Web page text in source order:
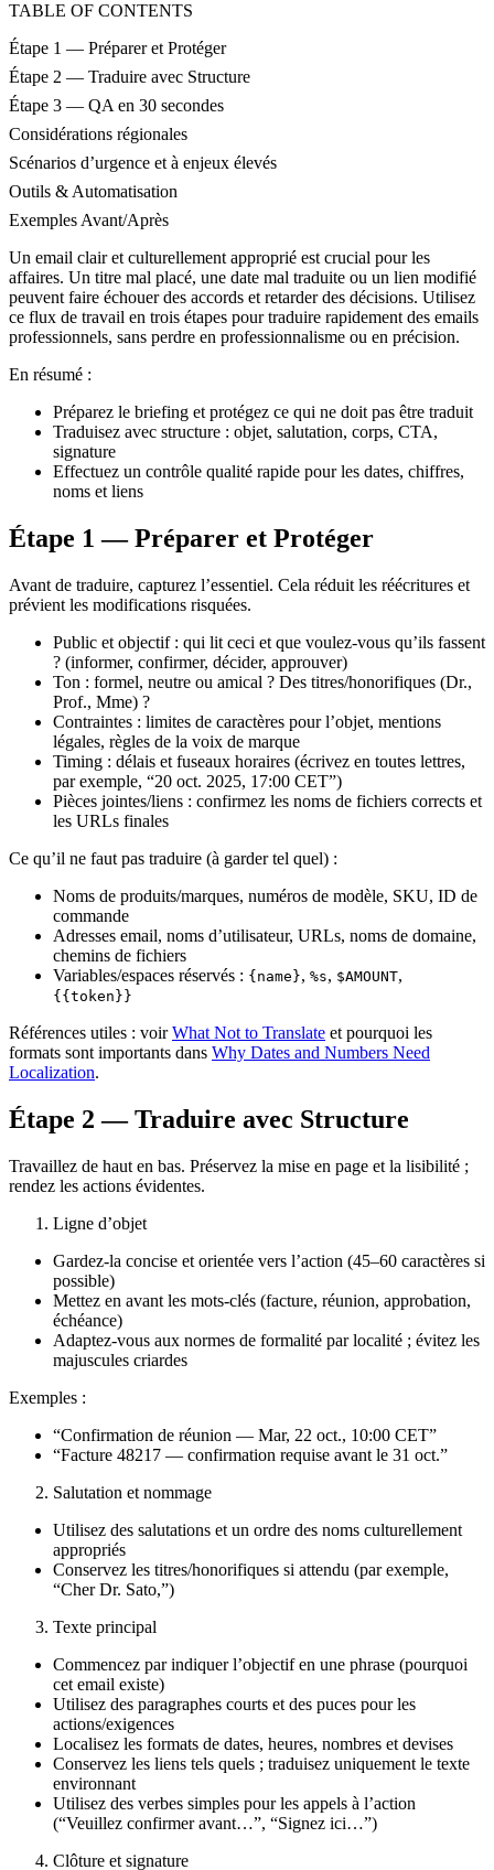
TABLE OF CONTENTS
Étape 1 — Préparer et Protéger
Étape 2 — Traduire avec Structure
Étape 3 — QA en 30 secondes
Considérations régionales
Scénarios d’urgence et à enjeux élevés
Outils & Automatisation
Exemples Avant/Après
Un email clair et culturellement approprié est crucial pour les
affaires. Un titre mal placé, une date mal traduite ou un lien modifié
peuvent faire échouer des accords et retarder des décisions. Utilisez
ce flux de travail en trois étapes pour traduire rapidement des emails
professionnels, sans perdre en professionnalisme ou en précision.
En résumé :
Préparez le briefing et protégez ce qui ne doit pas être traduit
Traduisez avec structure : objet, salutation, corps, CTA,
signature
Effectuez un contrôle qualité rapide pour les dates, chiffres,
noms et liens
Étape 1 — Préparer et Protéger
Avant de traduire, capturez l’essentiel. Cela réduit les réécritures et
prévient les modifications risquées.
Public et objectif : qui lit ceci et que voulez-vous qu’ils fassent
? (informer, confirmer, décider, approuver)
Ton : formel, neutre ou amical ? Des titres/honorifiques (Dr.,
Prof., Mme) ?
Contraintes : limites de caractères pour l’objet, mentions
légales, règles de la voix de marque
Timing : délais et fuseaux horaires (écrivez en toutes lettres,
par exemple, “20 oct. 2025, 17:00 CET”)
Pièces jointes/liens : confirmez les noms de fichiers corrects et
les URLs finales
Ce qu’il ne faut pas traduire (à garder tel quel) :
Noms de produits/marques, numéros de modèle, SKU, ID de
commande
Adresses email, noms d’utilisateur, URLs, noms de domaine,
chemins de fichiers
Variables/espaces réservés : {name}, %s, $AMOUNT,
{{token}}
Références utiles : voirWhat Not to Translate et pourquoi les
formats sont importants dans Why Dates and Numbers Need
Localization.
Étape 2 — Traduire avec Structure
Travaillez de haut en bas. Préservez la mise en page et la lisibilité ;
rendez les actions évidentes.
Ligne d’objet
Gardez-la concise et orientée vers l’action (45–60 caractères si
possible)
Mettez en avant les mots-clés (facture, réunion, approbation,
échéance)
Adaptez-vous aux normes de formalité par localité ; évitez les
majuscules criardes
Exemples :
“Confirmation de réunion — Mar, 22 oct., 10:00 CET”
“Facture 48217 — confirmation requise avant le 31 oct.”
Salutation et nommage
Utilisez des salutations et un ordre des noms culturellement
appropriés
Conservez les titres/honorifiques si attendu (par exemple,
“Cher Dr. Sato,”)
Texte principal
Commencez par indiquer l’objectif en une phrase (pourquoi
cet email existe)
Utilisez des paragraphes courts et des puces pour les
actions/exigences
Localisez les formats de dates, heures, nombres et devises
Conservez les liens tels quels ; traduisez uniquement le texte
environnant
Utilisez des verbes simples pour les appels à l’action
(“Veuillez confirmer avant…”, “Signez ici…”)
Clôture et signature